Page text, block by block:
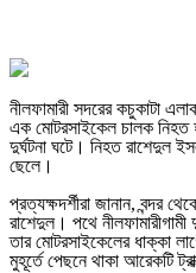
নীলফামারী সদরের কচুকাটা
এক মোটরসাইকেল চালক নিহত
দুর্ঘটনা ঘটে। নিহত রাশেদুল
ছেলে।
প্রত্যক্ষদর্শীরা জানান, বন্দর
রাশেদুল। পথে নীলফামারীগামী
তার মোটরসাইকেলের ধাক্কা
মুহূর্তে পেছনে থাকা আরেকটি